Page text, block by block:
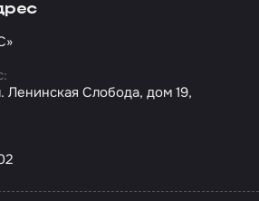
Ленинская Слобода, дом 19,